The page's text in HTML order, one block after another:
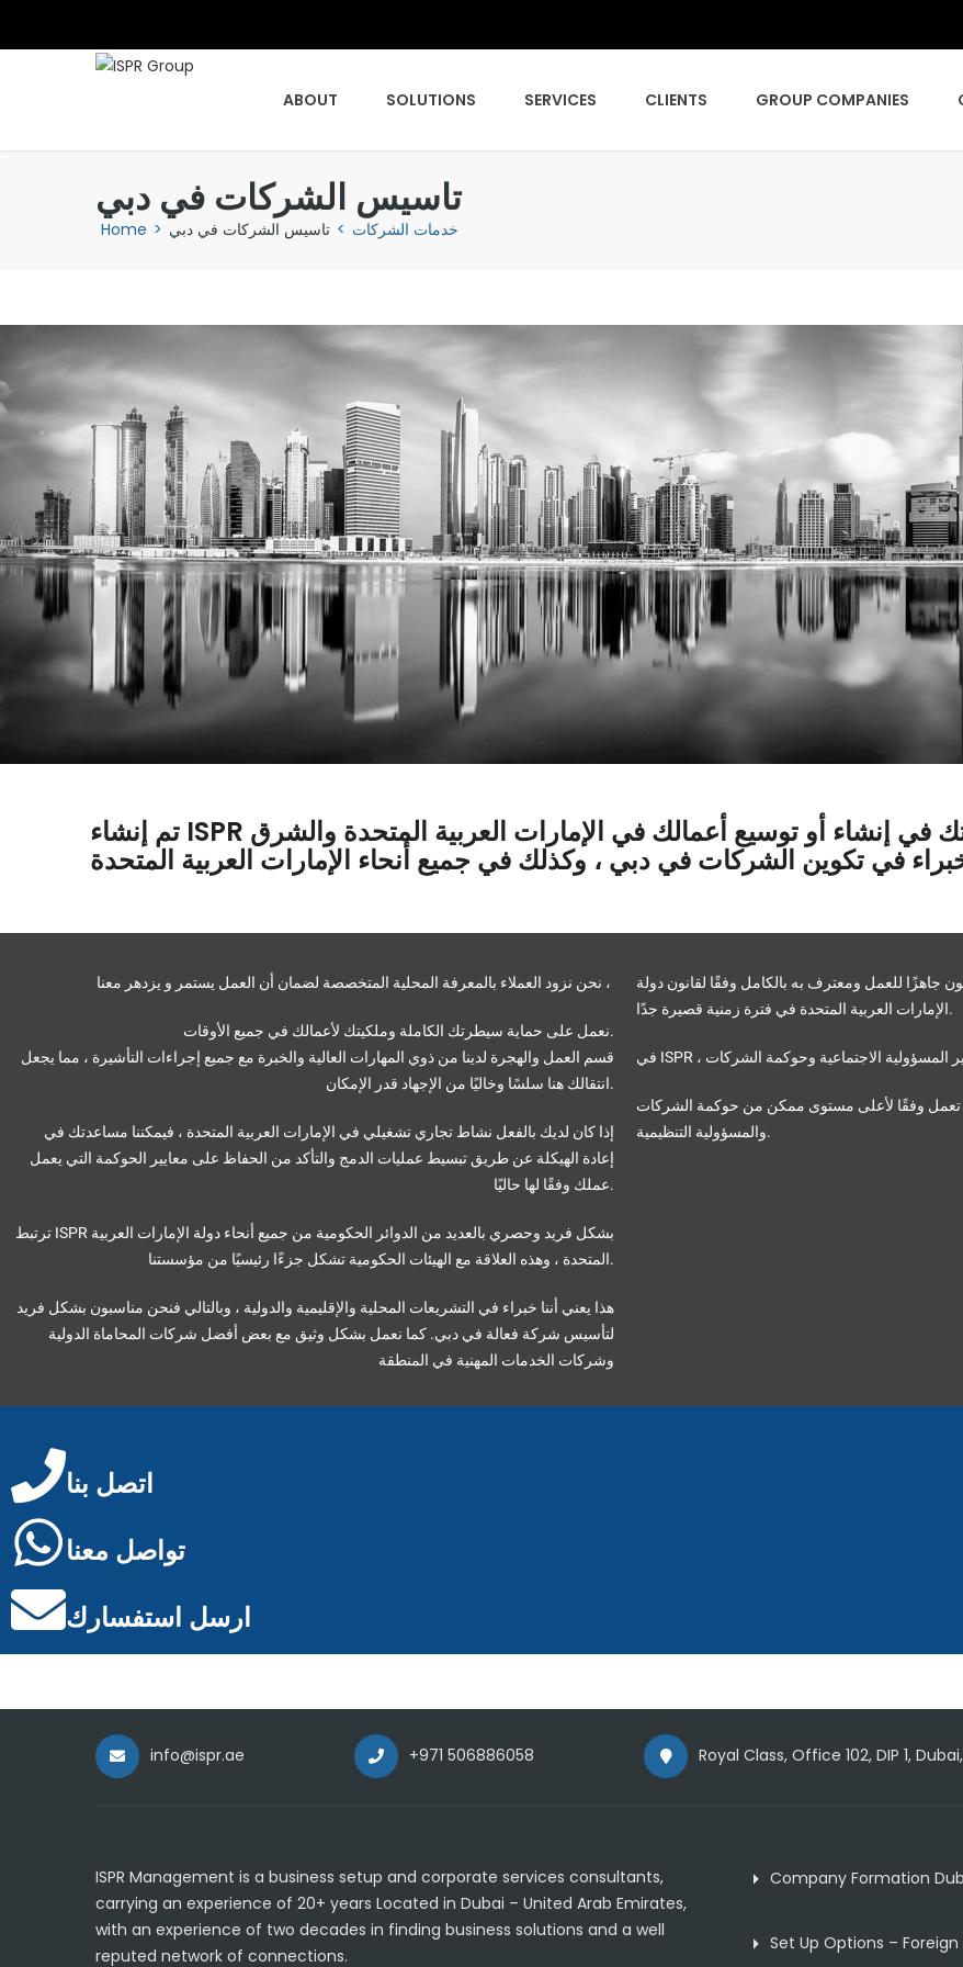
ABOUT SOLUTIONS SERVICES CLIENTS GROUP COMPANIES
تاسيس الشركات في دبي
Home > خدمات الشركات > تاسيس الشركات في دبي
تم إنشاء ISPR من الألف إلى الياء لمساعدتك في إنشاء أو توسيع أعمالك في الإمارات العربية المتحدة والشرق
نحن نزود العملاء بالمعرفة المحلية المتخصصة لضمان أن العمل يستمر و يزدهر معنا ،
نعمل على حماية سيطرتك الكاملة وملكيتك لأعمالك في جميع الأوقات.
قسم العمل والهجرة لدينا من ذوي المهارات العالية والخبرة مع جميع إجراءات التأشيرة ، مما يجعل
انتقالك هنا سلسًا وخاليًا من الإجهاد قدر الإمكان.
إذا كان لديك بالفعل نشاط تجاري تشغيلي في الإمارات العربية المتحدة ، فيمكننا مساعدتك في
إعادة الهيكلة عن طريق تبسيط عمليات الدمج والتأكد من الحفاظ على معايير الحوكمة التي يعمل
عملك وفقًا لها حاليًا.
ترتبط ISPR بشكل فريد وحصري بالعديد من الدوائر الحكومية من جميع أنحاء دولة الإمارات العربية
المتحدة ، وهذه العلاقة مع الهيئات الحكومية تشكل جزءًا رئيسيًا من مؤسستنا.
هذا يعني أننا خبراء في التشريعات المحلية والإقليمية والدولية ، وبالتالي فنحن مناسبون بشكل فريد
لتأسيس شركة فعالة في دبي. كما نعمل بشكل وثيق مع بعض أفضل شركات المحاماة الدولية
وشركات الخدمات المهنية في المنطقة
جاهزًا للعمل ومعترف به بالكامل وفقًا لقانون دولة
الإمارات العربية المتحدة في فترة زمنية قصيرة جدًا.
وفقًا لأعلى مستوى ممكن من حوكمة الشركات
والمسؤولية التنظيمية.
اتصل بنا
تواصل معنا
ارسل استفسارك
info@ispr.ae +971 506886058 Royal Class, Office 102, DIP 1, Dubai,
ISPR Management is a business setup and corporate services consultants,
carrying an experience of 20+ years Located in Dubai – United Arab Emirates,
with an experience of two decades in finding business solutions and a well
reputed network of connections.
Company Formation
Set Up Options – Foreign